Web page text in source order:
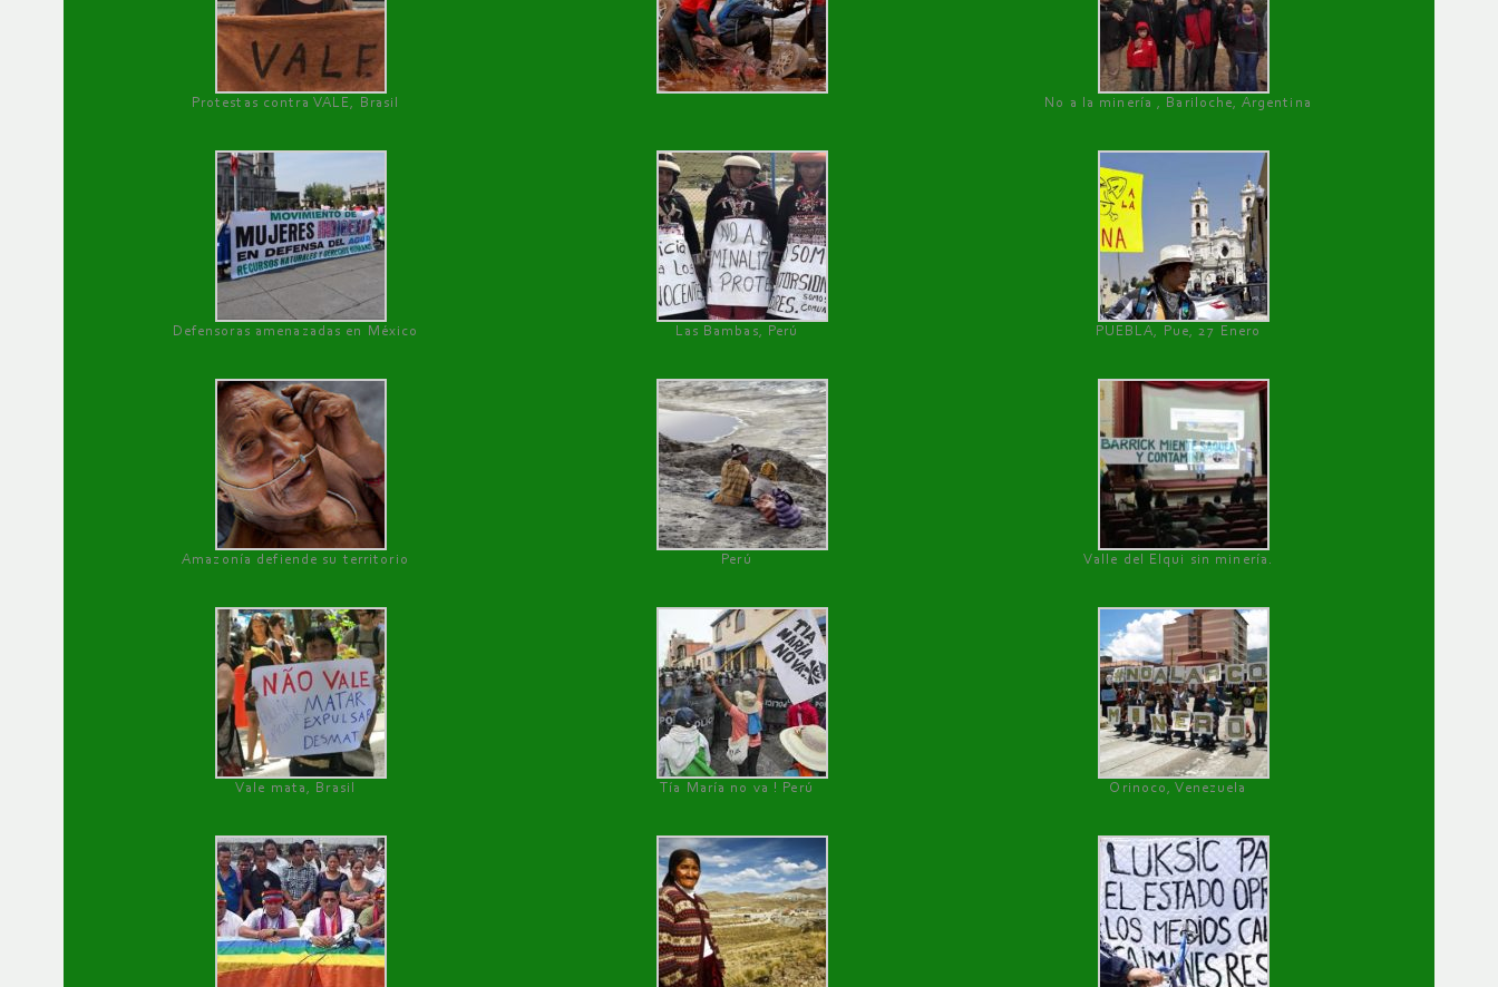
Protestas contra VALE, Brasil No a la minería , Bariloche, Argentina
Defensoras amenazadas en México Las Bambas, Perú PUEBLA, Pue, 27 Enero
Amazonía defiende su territorio Perú Valle del Elqui sin minería.
Vale mata, Brasil Tía María no va ! Perú Orinoco, Venezuela